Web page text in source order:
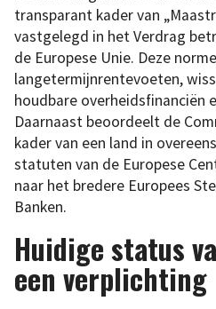
transparant kader van
vastgelegd in het Verdrag
de Europese Unie. Deze
langetermijnrentevoeten,
houdbare overheidsfinanciën
Daarnaast beoordeelt de
kader van een land in
statuten van de Europese
naar het bredere Europees
Banken.
Huidige status
een verplichting